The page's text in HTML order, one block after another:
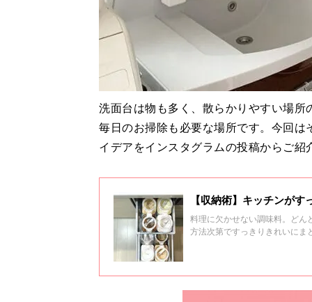
洗面台は物も多く、散らかりやすい場
毎日のお掃除も必要な場所です。今回
イデアをインスタグラムの投稿からご紹
【収納術】キッチンが
料理に欠かせない調味料。どん
方法次第ですっきりきれいにま